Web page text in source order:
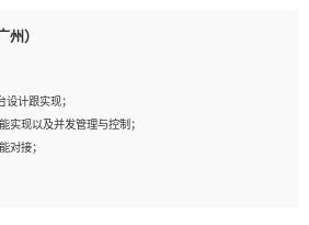
MongoDB、ElasticSearch等开源数据库运维管理，
等大数据平台优先。
作系统，如有较强操作系统侧工作经验者优先。
较强的自我学习能力。
）
计跟实现；
实现以及并发管理与控制；
对接；